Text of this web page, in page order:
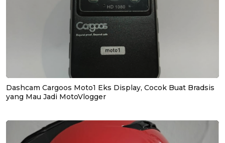
Dashcam Cargoos Moto1 Eks Display, Cocok Buat Bradsis
yang Mau Jadi MotoVlogger